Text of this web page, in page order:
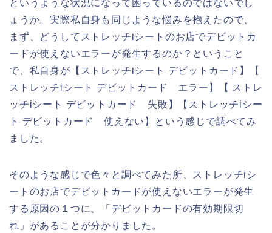
というような状況になって困っているのではないでし
ょうか。実際私自身も同じような悩みを抱えたので、
まず、どうしてストレッチiシートのお店でデビットカ
ードが使えないエラーが発生するのか？ということ
で、私自身が【ストレッチiシート デビットカード】【
ストレッチiシート デビットカード エラー】【 ストレ
ッチiシート デビットカード 失敗】【ストレッチiシー
ト デビットカード 使えない】という感じで調べてみ
ました。
そのような感じで色々と調べてみた所、ストレッチiシ
ートのお店でデビットカードが使えないエラーが発生
する原因の１つに、「デビットカードの有効期限切
れ」があることが分かりました。